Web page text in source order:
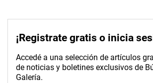
¡Registrate gratis o inicia
Accedé a una selección de artículos
de noticias y boletines exclusivos de
Galería.